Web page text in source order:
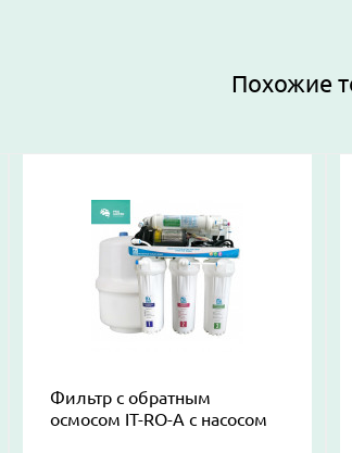
Похожие
Фильтр с обратным
осмосом IT-RO-A с насосом